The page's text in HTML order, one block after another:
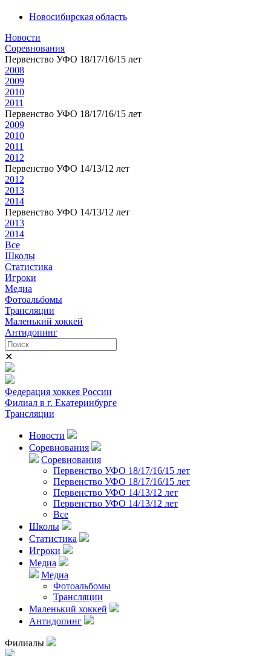
Новосибирская область
Новости
Соревнования
Первенство УФО 18/17/16/15 лет
2008
2009
2010
2011
Первенство УФО 18/17/16/15 лет
2009
2010
2011
2012
Первенство УФО 14/13/12 лет
2012
2013
2014
Первенство УФО 14/13/12 лет
2013
2014
Все
Школы
Статистика
Игроки
Медиа
Фотоальбомы
Трансляции
Маленький хоккей
Антидопинг
✕
Федерация хоккея России
Филиал в г. Екатеринбурге
Трансляции
Новости
Соревнования
Соревнования
Первенство УФО 18/17/16/15 лет
Первенство УФО 18/17/16/15 лет
Первенство УФО 14/13/12 лет
Первенство УФО 14/13/12 лет
Все
Школы
Статистика
Игроки
Медиа
Медиа
Фотоальбомы
Трансляции
Маленький хоккей
Антидопинг
Филиалы